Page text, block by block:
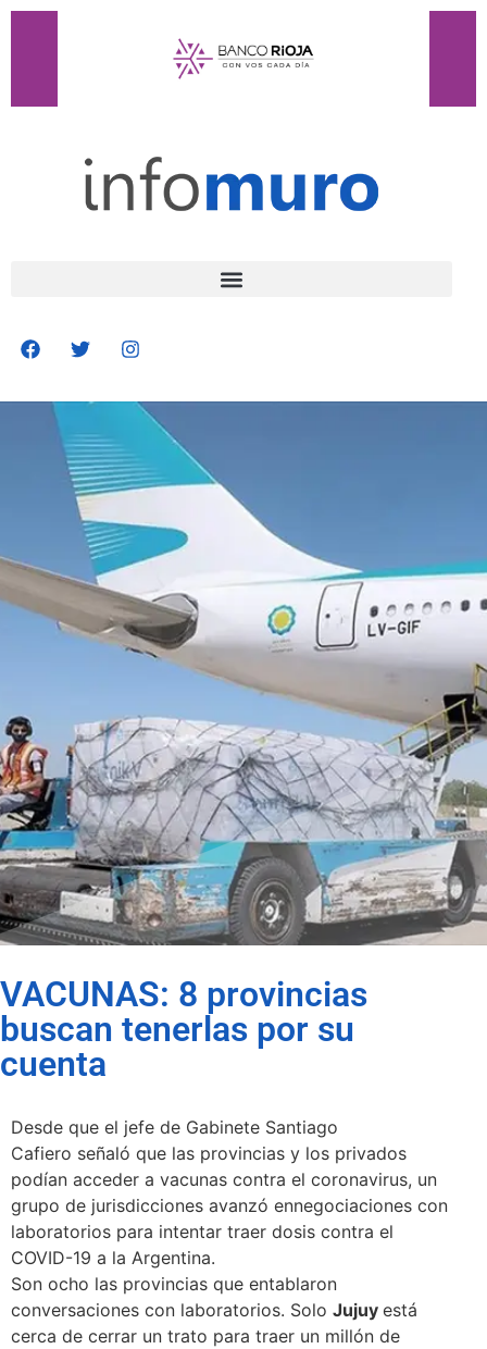
VACUNAS: 8 provincias
buscan tenerlas por su
cuenta
Desde que el jefe de Gabinete Santiago
Cafiero señaló que las provincias y los privados
podían acceder a vacunas contra el coronavirus, un
grupo de jurisdicciones avanzó ennegociaciones con
laboratorios para intentar traer dosis contra el
COVID-19 a la Argentina.
Son ocho las provincias que entablaron
conversaciones con laboratorios. Solo Jujuy está
cerca de cerrar un trato para traer un millón de